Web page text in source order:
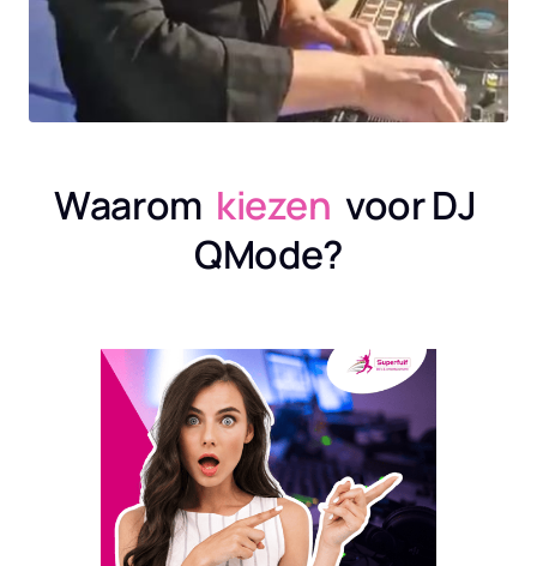
Waarom kiezen
  voor DJ
QMode?